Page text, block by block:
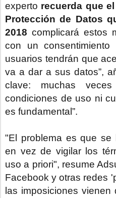
experto recuerda que
Protección de Datos
2018 complicará estos
con un
usuarios tendrán que
va a dar a sus datos”,
clave: muchas
condiciones de uso ni
es fundamental”.
"El problema es que se
en vez de vigilar los
uso a priori", resume
Facebook y otras redes
las imposiciones